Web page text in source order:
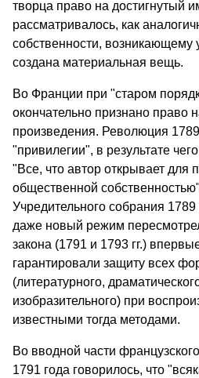
творца право на достигнутый
рассматривалось, как
собственности, возникающему
создана материальная вещь.
Во Франции при "старом
окончательно признано право
произведения. Революция
"привилегии", в результате
"Все, что автор открывает для
общественной
Учредительного собрания 1789
даже новый режим
закона (1791 и 1793 гг.)
гарантировали защиту всех
(литературного,
изобразительного) при
известными тогда методами.
Во вводной части
1791 года говорилось, что